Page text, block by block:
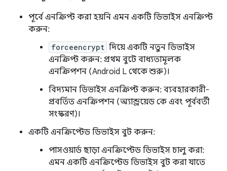
পূর্বে এনক্রিপ্ট করা হয়নি এমন একটি ডিভাইস এনক্রিপ্ট
করুন:
forceencrypt দিয়ে একটি নতুন ডিভাইস
এনক্রিপ্ট করুন: প্রথম বুটে বাধ্যতামূলক
এনক্রিপশন (Android L থেকে শুরু)।
বিদ্যমান ডিভাইস এনক্রিপ্ট করুন: ব্যবহারকারী-
প্রবর্তিত এনক্রিপশন (অ্যান্ড্রয়েড কে এবং পূর্ববর্তী
সংস্করণ)।
একটি এনক্রিপ্টেড ডিভাইস বুট করুন:
পাসওয়ার্ড ছাড়া এনক্রিপ্টেড ডিভাইস চালু করা:
এমন একটি এনক্রিপ্টেড ডিভাইস বুট করা যাতে